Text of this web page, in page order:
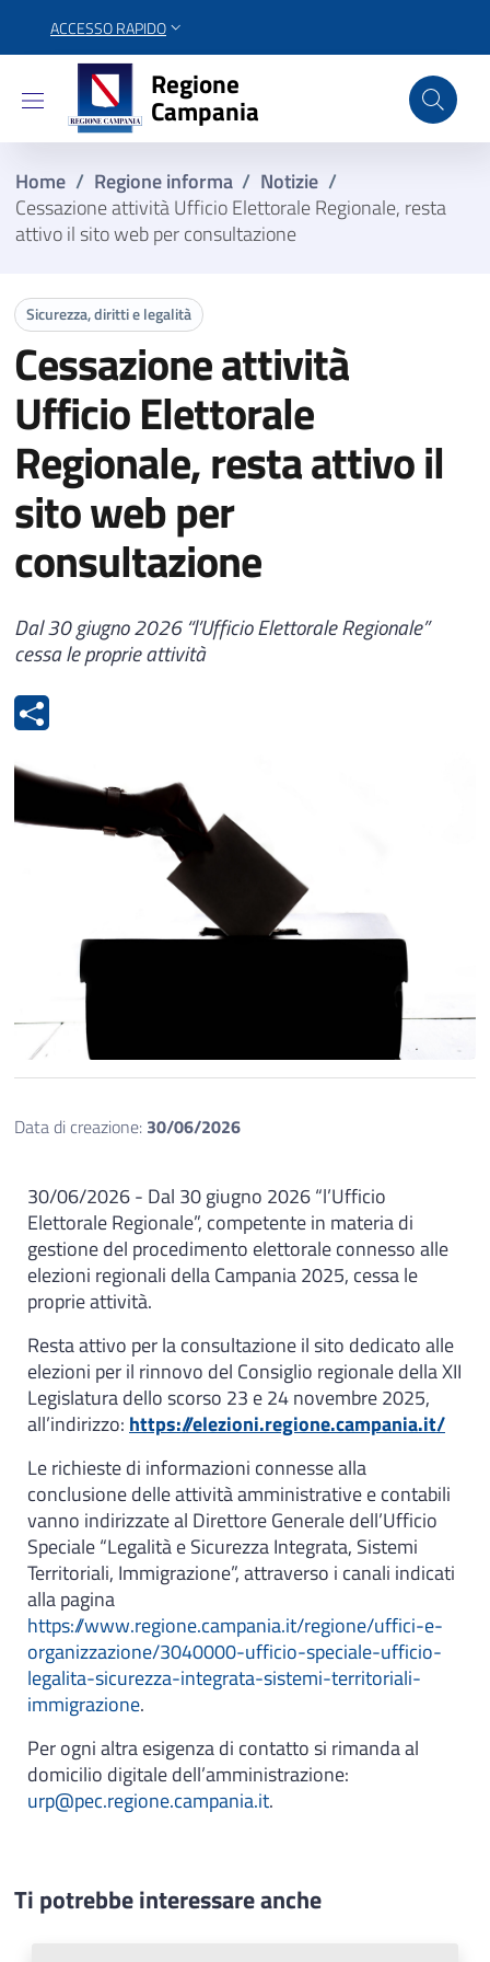
ACCESSO RAPIDO
Regione Campania
Regione
Campania
Home / Regione informa / Notizie /
Cessazione attività Ufficio Elettorale Regionale, resta
attivo il sito web per consultazione
Sicurezza, diritti e legalità
Cessazione attività
Ufficio Elettorale
Regionale, resta attivo il
sito web per
consultazione
Dal 30 giugno 2026 “l’Ufficio Elettorale Regionale”
cessa le proprie attività
Data di creazione: 30/06/2026
30/06/2026 - Dal 30 giugno 2026 “l’Ufficio
Elettorale Regionale”, competente in materia di
gestione del procedimento elettorale connesso alle
elezioni regionali della Campania 2025, cessa le
proprie attività.
Resta attivo per la consultazione il sito dedicato alle
elezioni per il rinnovo del Consiglio regionale della XII
Legislatura dello scorso 23 e 24 novembre 2025,
all’indirizzo: https://elezioni.regione.campania.it/
Le richieste di informazioni connesse alla
conclusione delle attività amministrative e contabili
vanno indirizzate al Direttore Generale dell’Ufficio
Speciale “Legalità e Sicurezza Integrata, Sistemi
Territoriali, Immigrazione”, attraverso i canali indicati
alla pagina
https://www.regione.campania.it/regione/uffici-e-
organizzazione/3040000-ufficio-speciale-ufficio-
legalita-sicurezza-integrata-sistemi-territoriali-
immigrazione.
Per ogni altra esigenza di contatto si rimanda al
domicilio digitale dell’amministrazione:
urp@pec.regione.campania.it.
Ti potrebbe interessare anche